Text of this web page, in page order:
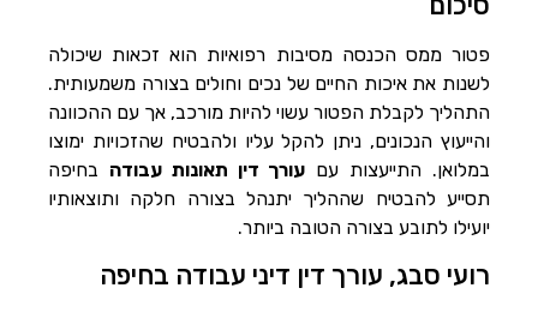
פטור ממס הכנסה מסיבות רפואיות הוא זכאות שיכולה
לשנות את איכות החיים של נכים וחולים בצורה משמעותית.
התהליך לקבלת הפטור עשוי להיות מורכב, אך עם ההכוונה
והייעוץ הנכונים, ניתן להקל עליו ולהבטיח שהזכויות ימוצו
במלואן. התייעצות עם עורך דין תאונות עבודה בחיפה
תסייע להבטיח שההליך יתנהל בצורה חלקה ותוצאותיו
יועילו לתובע בצורה הטובה ביותר.
רועי סבג, עורך דין דיני עבודה בחיפה